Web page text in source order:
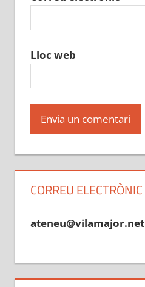
Lloc web
CORREU ELECTRÒNIC
ateneu@vilamajor.net